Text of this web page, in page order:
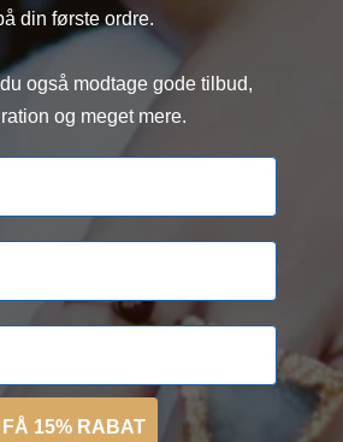
din første ordre.
også modtage gode tilbud,
og meget mere.
FÅ 15% RABAT